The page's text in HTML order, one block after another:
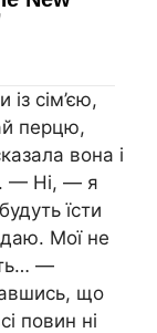
сім’єю,
перцю,
вона і
— Ні, — я
їсти
Мої не
—
що
повин ні